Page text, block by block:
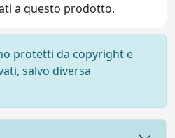
a questo prodotto.
protetti da copyright e
salvo diversa